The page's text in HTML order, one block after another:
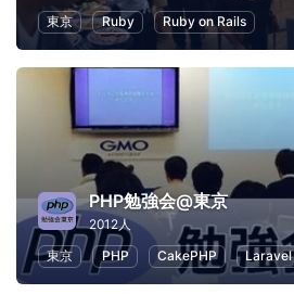
東京
Ruby Ruby on Rails
PHP勉強会@東京
2012人
東京
PHP CakePHP Laravel